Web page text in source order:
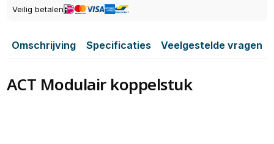
Veilig betalen
Omschrijving Specificaties Veelgestelde vragen
ACT Modulair koppelstuk